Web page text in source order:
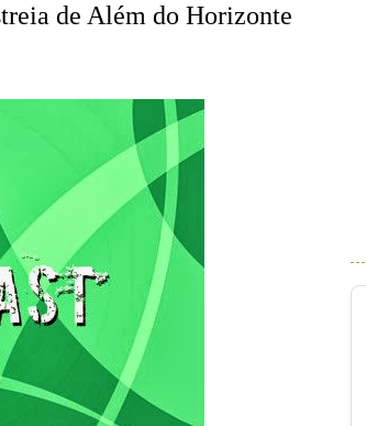
de Além do Horizonte